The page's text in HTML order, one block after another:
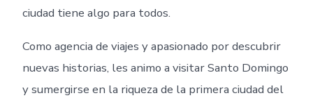
ciudad tiene algo para todos.
Como agencia de viajes y apasionado por descubrir
nuevas historias, les animo a visitar Santo Domingo
y sumergirse en la riqueza de la primera ciudad del